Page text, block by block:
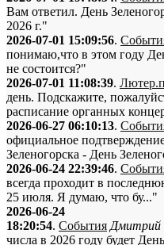
Вам ответил. День
2026 г."
2026-07-01 15:09:56.
понимаю,что в этом году
не состоится?"
2026-07-01 11:08:39.
день. Подскажите,
расписание органных
2026-06-27 06:10:13.
официальное
Зеленогорска - День
2026-06-24 22:39:46.
всегда проходит в
25 июля. Я думаю, что бу..."
2026-06-24
18:20:54. События Дмитрий
числа в 2026 году будет